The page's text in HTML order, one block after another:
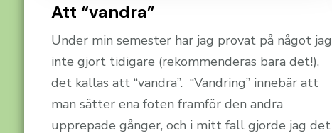
Att “vandra”
Under min semester har jag provat på något jag
inte gjort tidigare (rekommenderas bara det!),
det kallas att “vandra”. “Vandring” innebär att
man sätter ena foten framför den andra
upprepade gånger, och i mitt fall gjorde jag det